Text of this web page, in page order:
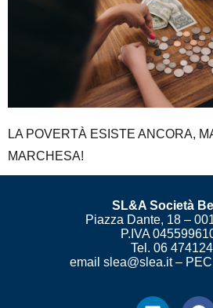
LA POVERTÀ ESISTE ANCORA,
MARCHESA!
SL&A Società
Piazza Dante, 18 –
P.IVA
Tel. 06
email slea@slea.it –